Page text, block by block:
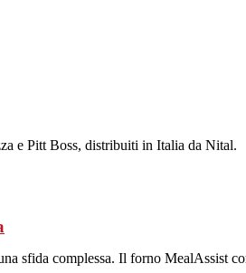
e Pitt Boss, distribuiti in Italia da Nital.
sfida complessa. Il forno MealAssist